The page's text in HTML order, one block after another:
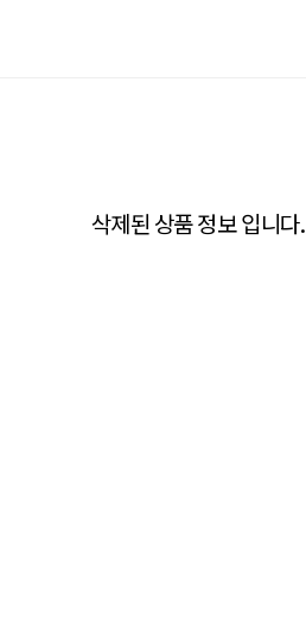
삭제된 상품 정보 입니다.